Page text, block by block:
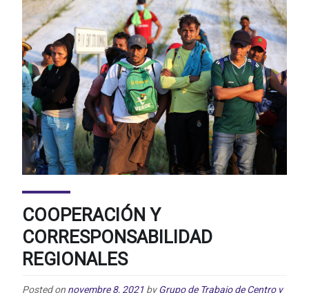
COOPERACIÓN Y
CORRESPONSABILIDAD
REGIONALES
Posted on novembre 8, 2021 by Grupo de Trabajo de Centro y